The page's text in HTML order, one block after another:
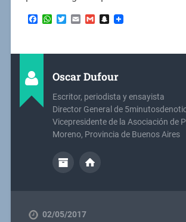
Facebook
WhatsApp
Twitter
EmailGmailSnapchat
Oscar Dufour
Escritor, periodista y ensayista
Director General de
Vicepresidente de la Asociación de
Moreno, Provincia de Buenos Aires
02/05/2017